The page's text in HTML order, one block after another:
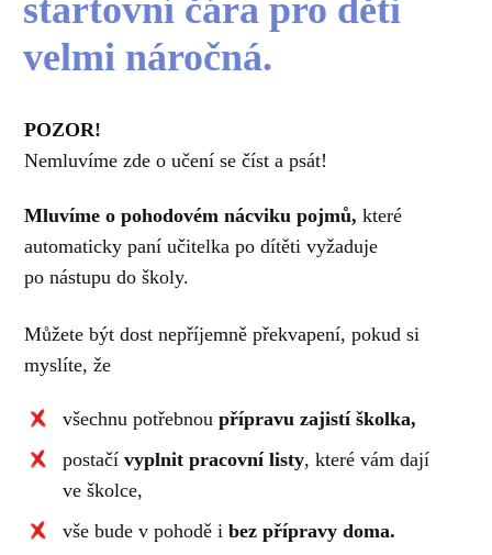
startovní čára pro děti
velmi náročná.
POZOR!
Nemluvíme zde o učení se číst a psát!
Mluvíme o pohodovém nácviku pojmů, které
automaticky paní učitelka po dítěti vyžaduje
po nástupu do školy.
Můžete být dost nepříjemně překvapení, pokud si
myslíte, že
všechnu potřebnoupřípravu zajistí školka,
postačívyplnit pracovní listy, které vám dají
ve školce,
vše bude v pohodě ibez přípravy doma.